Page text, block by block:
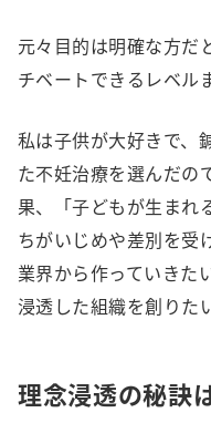
元々目的は明確な方だ
チベートできるレベル
私は子供が大好きで、
た不妊治療を選んだの
果、「子どもが生まれ
ちがいじめや差別を受
業界から作っていきた
浸透した組織を創りた
理念浸透の秘訣